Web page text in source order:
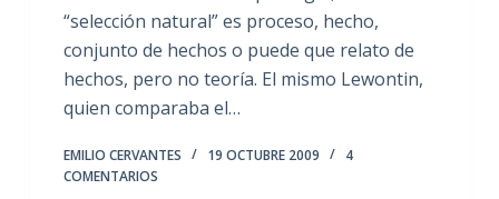
“selección natural” es proceso, hecho,
conjunto de hechos o puede que relato de
hechos, pero no teoría. El mismo Lewontin,
quien comparaba el…
EMILIO CERVANTES 19 OCTUBRE 2009
4
COMENTARIOS